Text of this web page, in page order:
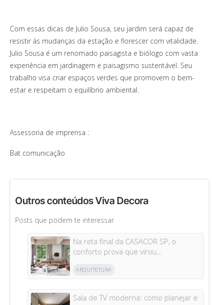
Com essas dicas de Julio Sousa, seu jardim será capaz de
resistir às mudanças da estação e florescer com vitalidade.
Julio Sousa é um renomado paisagista e biólogo com vasta
experiência em jardinagem e paisagismo sustentável. Seu
trabalho visa criar espaços verdes que promovem o bem-
estar e respeitam o equilíbrio ambiental.
Assessoria de imprensa :
Bat comunicação
Outros conteúdos Viva Decora
Posts que podem te interessar
Na reta final da CASACOR SP, o
conforto prova que virou
ARQUITETURA
Sala de TV moderna: como planejar e